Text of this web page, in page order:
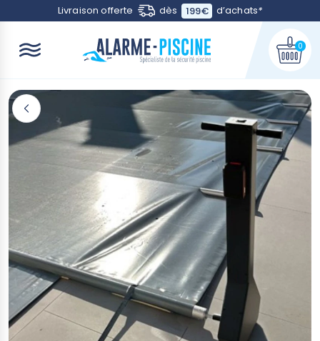
Contactez-nousLivraison offerte dès 199€ d’achats*
0